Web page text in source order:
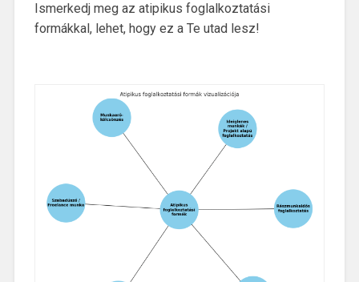
Ismerkedj meg az atipikus foglalkoztatási
formákkal, lehet, hogy ez a Te utad lesz!